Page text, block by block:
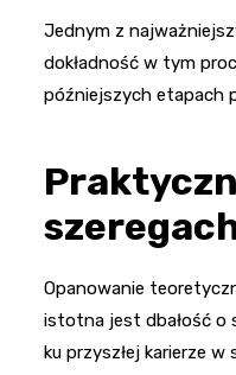
Jednym z
dokładność w tym
późniejszych etapach
Opanowanie
istotna jest dbałość o
ku przyszłej karierze w